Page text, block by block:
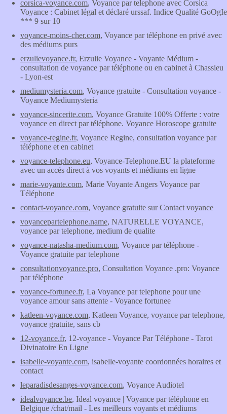
corsica-voyance.com, Voyance par telephone avec Corsica
Voyance : Cabinet légal et déclaré urssaf. Indice Qualité GoOgIe
*** 9 sur 10
voyance-moins-cher.com, Voyance par téléphone en privé avec
des médiums purs
erzulievoyance.fr, Erzulie Voyance - Voyante Médium -
consultation de voyance par téléphone ou en cabinet à Chassieu
- Lyon-est
mediumysteria.com, Voyance gratuite - Consultation voyance -
Voyance Mediumysteria
voyance-sincerite.com, Voyance Gratuite 100% Offerte : votre
voyance en direct par téléphone. Voyance Horoscope gratuite
voyance-regine.fr, Voyance Regine, consultation voyance par
téléphone et en cabinet
voyance-telephone.eu, Voyance-Telephone.EU la plateforme
avec un accés direct à vos voyants et médiums en ligne
marie-voyante.com, Marie Voyante Angers Voyance par
Téléphone
contact-voyance.com, Voyance gratuite sur Contact voyance
voyancepartelephone.name, NATURELLE VOYANCE,
voyance par telephone, medium de qualite
voyance-natasha-medium.com, Voyance par téléphone -
Voyance gratuite par telephone
consultationvoyance.pro, Consultation Voyance .pro: Voyance
par téléphone
voyance-fortunee.fr, La Voyance par telephone pour une
voyance amour sans attente - Voyance fortunee
katleen-voyance.com, Katleen Voyance, voyance par telephone,
voyance gratuite, sans cb
12-voyance.fr, 12-voyance - Voyance Par Téléphone - Tarot
Divinatoire En Ligne
isabelle-voyante.com, isabelle-voyante coordonnées horaires et
contact
leparadisdesanges-voyance.com, Voyance Audiotel
idealvoyance.be, Ideal voyance | Voyance par téléphone en
Belgique /chat/mail - Les meilleurs voyants et médiums